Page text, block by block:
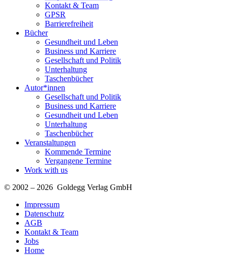
Kontakt & Team
GPSR
Barrierefreiheit
Bücher
Gesundheit und Leben
Business und Karriere
Gesellschaft und Politik
Unterhaltung
Taschenbücher
Autor*innen
Gesellschaft und Politik
Business und Karriere
Gesundheit und Leben
Unterhaltung
Taschenbücher
Veranstaltungen
Kommende Termine
Vergangene Termine
Work with us
© 2002 – 2026 Goldegg Verlag GmbH
Impressum
Datenschutz
AGB
Kontakt & Team
Jobs
Home